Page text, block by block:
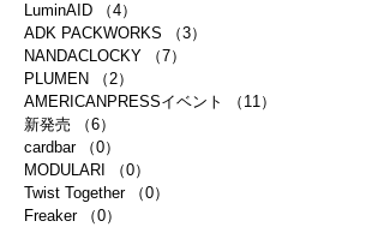
LuminAID
（4）
ADK PACKWORKS
（3）
NANDACLOCKY
（7）
PLUMEN
（2）
AMERICANPRESSイベント
（11）
新発売
（6）
cardbar
（0）
MODULARI
（0）
Twist Together
（0）
Freaker
（0）